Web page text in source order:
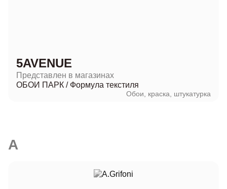
5AVENUE
Представлен в магазинах
ОБОИ ПАРК / Формула текстиля
Обои, краска, штукатурка
A